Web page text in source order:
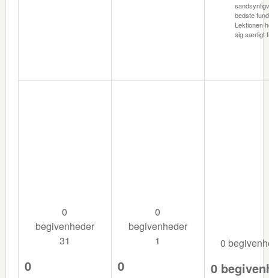
bedste
Lektionen
sig særligt
0
begivenheder
31
0
0
begivenheder
1
0
0
0